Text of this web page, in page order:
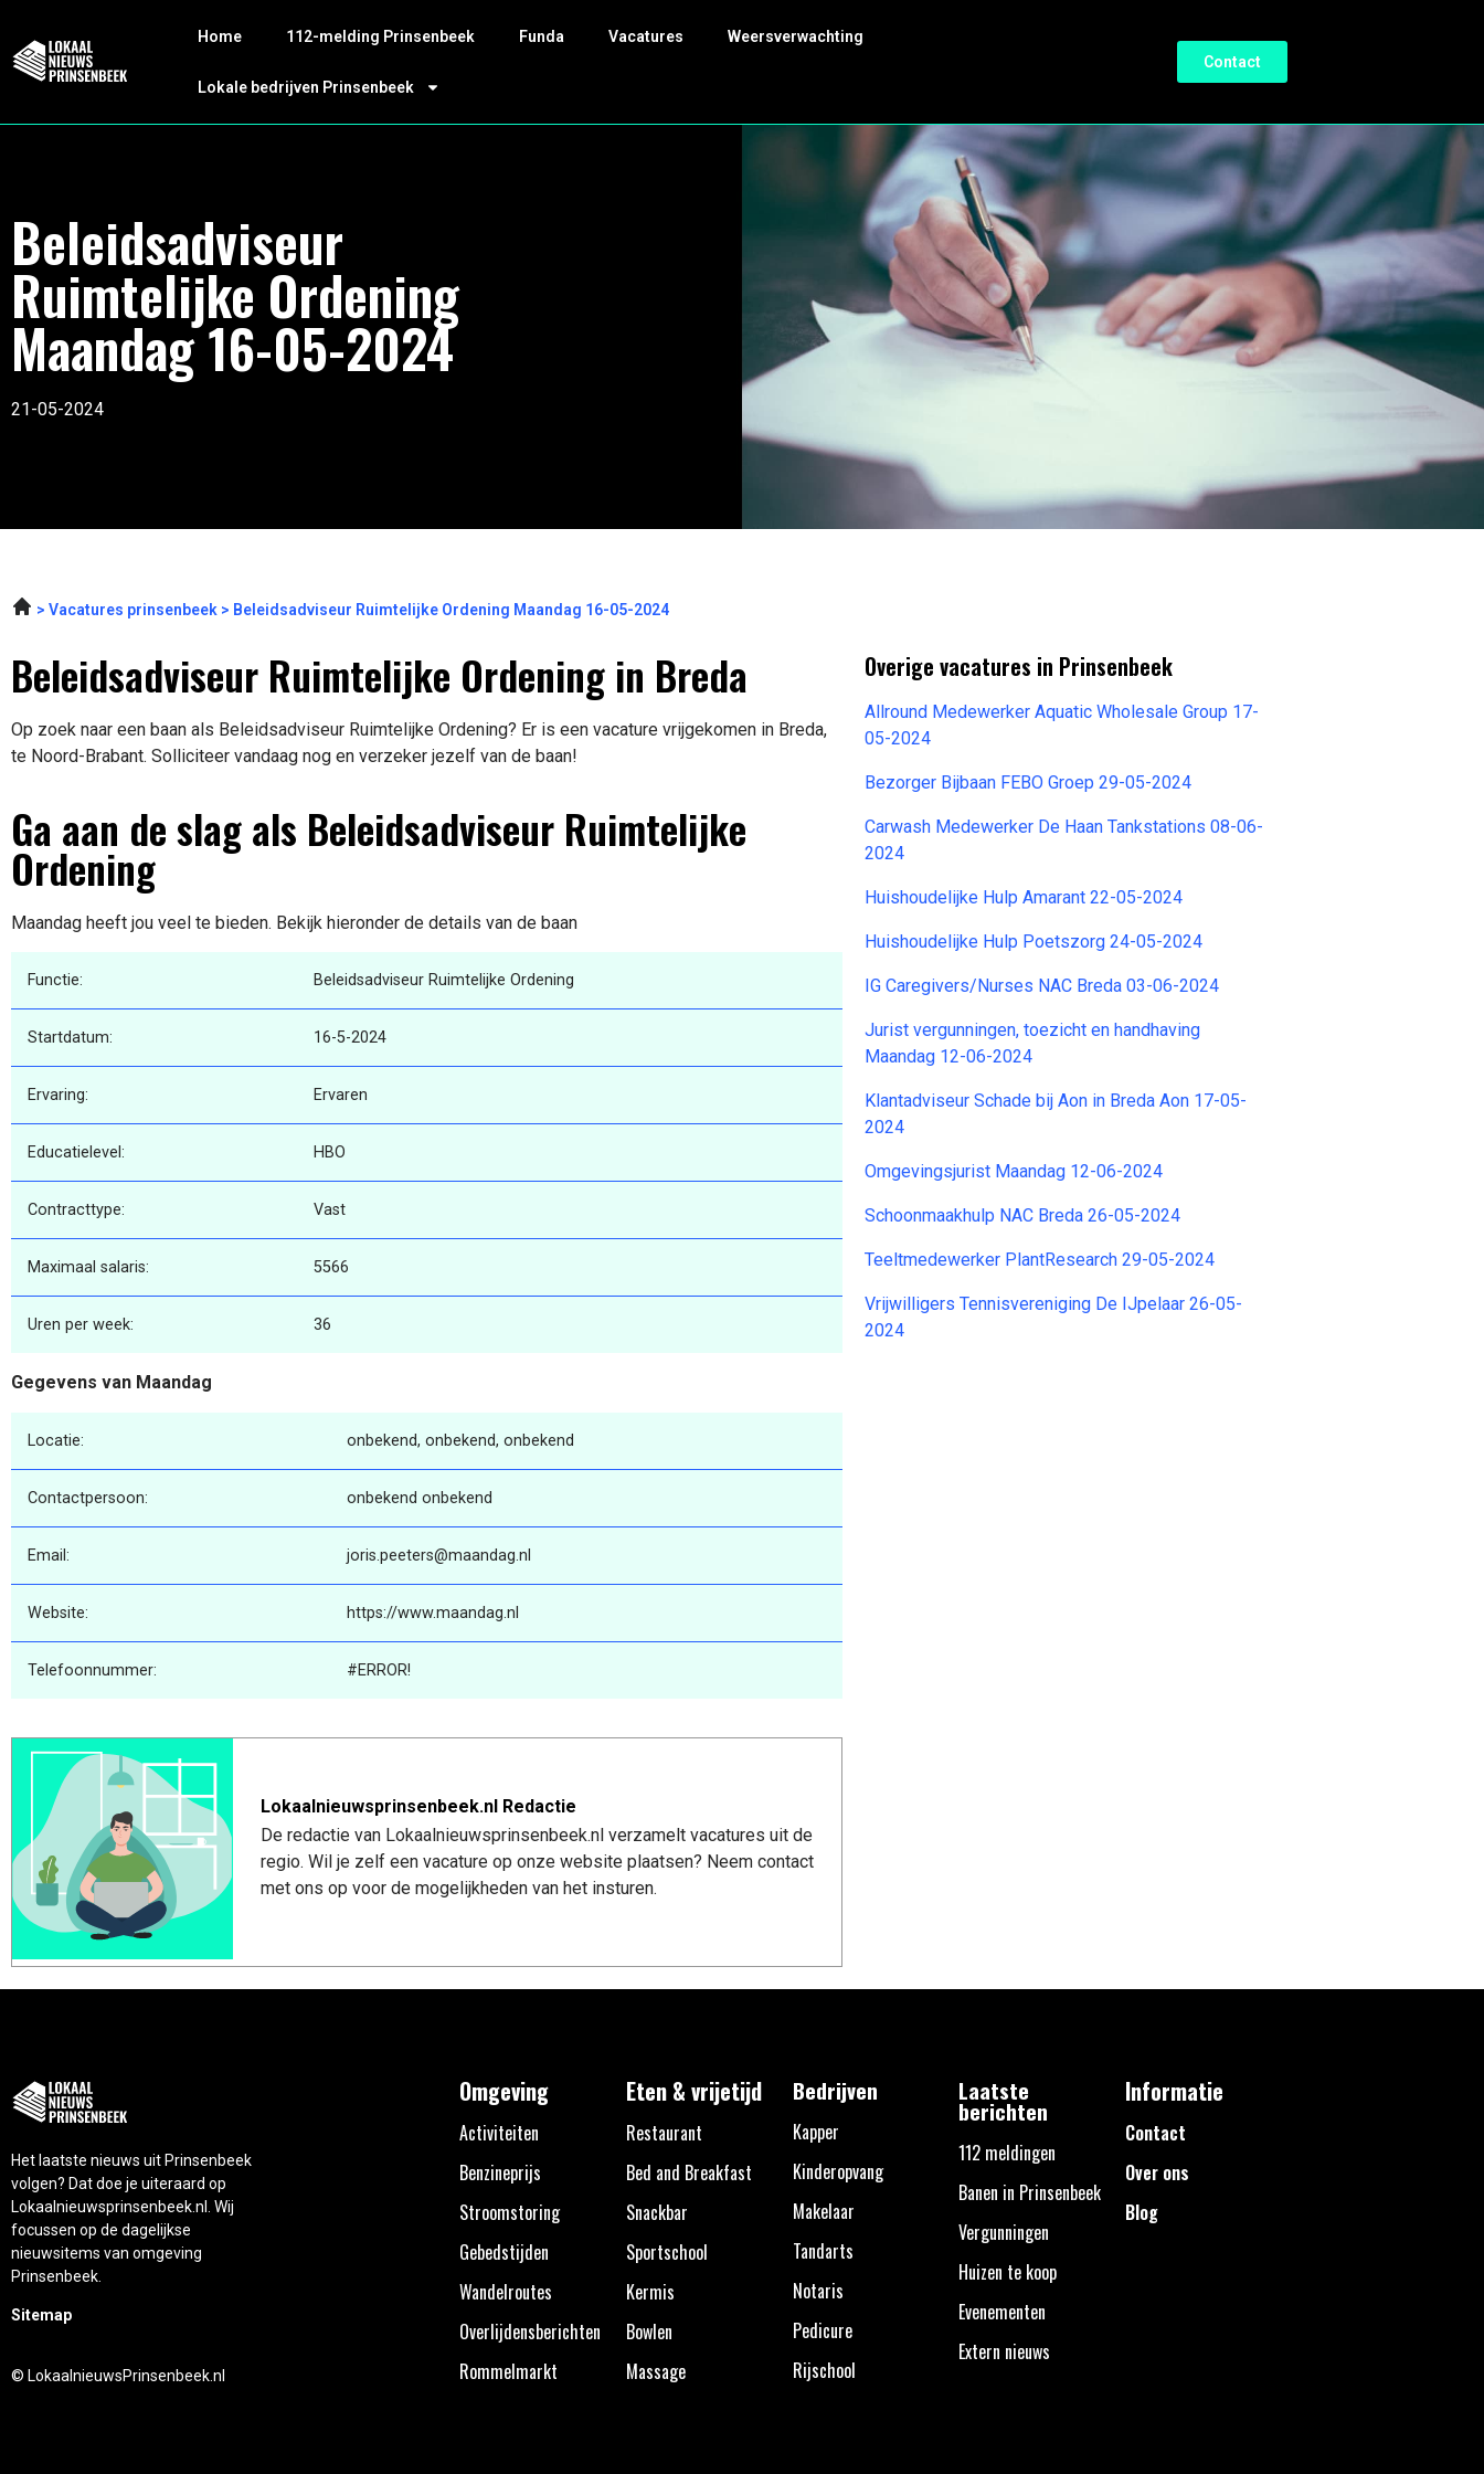
Home 112-melding Prinsenbeek Funda Vacatures Weersverwachting
Lokale bedrijven Prinsenbeek
Contact
Beleidsadviseur
Ruimtelijke Ordening
Maandag 16-05-2024
21-05-2024
Vacatures prinsenbeek Beleidsadviseur Ruimtelijke Ordening Maandag 16-05-2024
Beleidsadviseur Ruimtelijke Ordening in Breda
Op zoek naar een baan als Beleidsadviseur Ruimtelijke Ordening? Er is een vacature vrijgekomen in Breda,
te Noord-Brabant. Solliciteer vandaag nog en verzeker jezelf van de baan!
Ga aan de slag als Beleidsadviseur Ruimtelijke
Ordening
Maandag heeft jou veel te bieden. Bekijk hieronder de details van de baan
Functie: Beleidsadviseur Ruimtelijke Ordening
Startdatum: 16-5-2024
Ervaring: Ervaren
Educatielevel: HBO
Contracttype: Vast
Maximaal salaris: 5566
Uren per week: 36
Gegevens van Maandag
Locatie: onbekend, onbekend, onbekend
Contactpersoon: onbekend onbekend
Email: joris.peeters@maandag.nl
Website: https://www.maandag.nl
Telefoonnummer: #ERROR!
Lokaalnieuwsprinsenbeek.nl Redactie
De redactie van Lokaalnieuwsprinsenbeek.nl verzamelt vacatures uit de
regio. Wil je zelf een vacature op onze website plaatsen? Neem contact
met ons op voor de mogelijkheden van het insturen.
Overige vacatures in Prinsenbeek
Allround Medewerker Aquatic Wholesale Group 17-
05-2024
Bezorger Bijbaan FEBO Groep 29-05-2024
Carwash Medewerker De Haan Tankstations 08-06-
2024
Huishoudelijke Hulp Amarant 22-05-2024
Huishoudelijke Hulp Poetszorg 24-05-2024
IG Caregivers/Nurses NAC Breda 03-06-2024
Jurist vergunningen, toezicht en handhaving
Maandag 12-06-2024
Klantadviseur Schade bij Aon in Breda Aon 17-05-
2024
Omgevingsjurist Maandag 12-06-2024
Schoonmaakhulp NAC Breda 26-05-2024
Teeltmedewerker PlantResearch 29-05-2024
Vrijwilligers Tennisvereniging De IJpelaar 26-05-
2024
Het laatste nieuws uit Prinsenbeek
volgen? Dat doe je uiteraard op
Lokaalnieuwsprinsenbeek.nl. Wij
focussen op de dagelijkse
nieuwsitems van omgeving
Prinsenbeek.
Sitemap
© LokaalnieuwsPrinsenbeek.nl
Omgeving
Activiteiten
Benzineprijs
Stroomstoring
Gebedstijden
Wandelroutes
Overlijdensberichten
Rommelmarkt
Eten & vrijetijd
Restaurant
Bed and Breakfast
Snackbar
Sportschool
Kermis
Bowlen
Massage
Bedrijven
Kapper
Kinderopvang
Makelaar
Tandarts
Notaris
Pedicure
Rijschool
Laatste
berichten
112 meldingen
Banen in Prinsenbeek
Vergunningen
Huizen te koop
Evenementen
Extern nieuws
Informatie
Contact
Over ons
Blog